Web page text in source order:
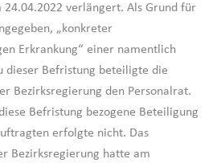
24.04.2022 verlängert. Als Grund für
„konkreter
Erkrankung“ einer namentlich
dieser Befristung beteiligte die
Bezirksregierung den Personalrat.
Befristung bezogene Beteiligung
erfolgte nicht. Das
Bezirksregierung hatte am